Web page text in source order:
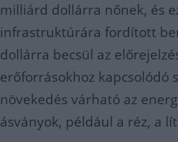
milliárd dollárra nőnek, és
infrastruktúrára fordított
dollárra becsül az
erőforrásokhoz kapcsolódó
növekedés várható az
ásványok, például a réz, a